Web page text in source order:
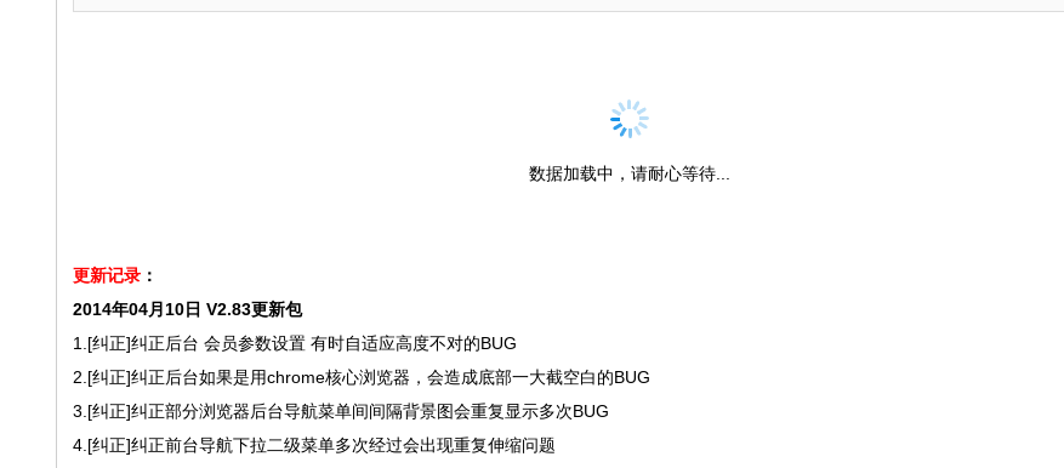
数据加载中，请耐心等待...
更新记录：
2014年04月10日 V2.83更新包
1.[纠正]纠正后台 会员参数设置 有时自适应高度不对的BUG
2.[纠正]纠正后台如果是用chrome核心浏览器，会造成底部一大截空白的BUG
3.[纠正]纠正部分浏览器后台导航菜单间间隔背景图会重复显示多次BUG
4.[纠正]纠正前台导航下拉二级菜单多次经过会出现重复伸缩问题